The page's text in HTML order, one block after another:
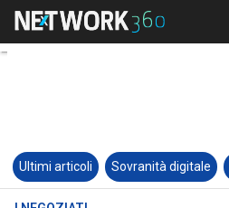
Ultimi articoli Sovranità digitale